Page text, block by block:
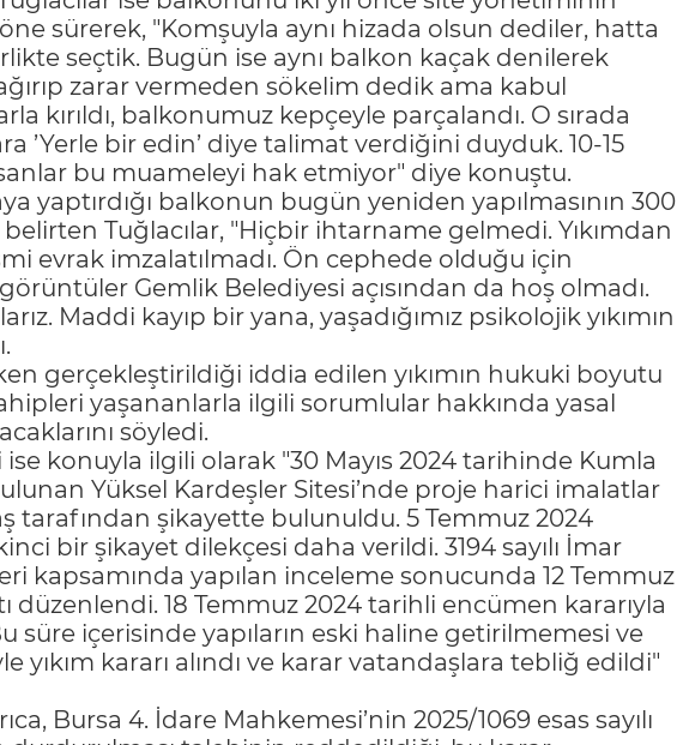
sürerek, "Komşuyla aynı hizada olsun dediler, hatta
seçtik. Bugün ise aynı balkon kaçak denilerek
zarar vermeden sökelim dedik ama kabul
kırıldı, balkonumuz kepçeyle parçalandı. O sırada
’Yerle bir edin’ diye talimat verdiğini duyduk. 10-15
bu muameleyi hak etmiyor" diye konuştu.
yaptırdığı balkonun bugün yeniden yapılmasının 300
Tuğlacılar, "Hiçbir ihtarname gelmedi. Yıkımdan
evrak imzalatılmadı. Ön cephede olduğu için
Gemlik Belediyesi açısından da hoş olmadı.
Maddi kayıp bir yana, yaşadığımız psikolojik yıkımın
gerçekleştirildiği iddia edilen yıkımın hukuki boyutu
yaşananlarla ilgili sorumlular hakkında yasal
söyledi.
konuyla ilgili olarak "30 Mayıs 2024 tarihinde Kumla
Yüksel Kardeşler Sitesi’nde proje harici imalatlar
tarafından şikayette bulunuldu. 5 Temmuz 2024
bir şikayet dilekçesi daha verildi. 3194 sayılı İmar
kapsamında yapılan inceleme sonucunda 12 Temmuz
düzenlendi. 18 Temmuz 2024 tarihli encümen kararıyla
süre içerisinde yapıların eski haline getirilmemesi ve
yıkım kararı alındı ve karar vatandaşlara tebliğ edildi"
Bursa 4. İdare Mahkemesi’nin 2025/1069 esas sayılı